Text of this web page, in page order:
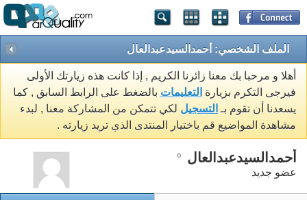
الملف الشخصي: أحمدالسيدعبدالعال
أهلا و مرحبا بك معنا زائرنا الكريم , إذا كانت هذه زيارتك الأولى
فيرجى التكرم بزيارة التعليمات بالضغط على الرابط السابق , كما
يسعدنا أن تقوم بـ التسجيل لكي تتمكن من المشاركة معنا , لبدء
مشاهدة المواضيع قم باختيار المنتدى الذي تريد زيارته .
أحمدالسيدعبدالعال
عضو جديد